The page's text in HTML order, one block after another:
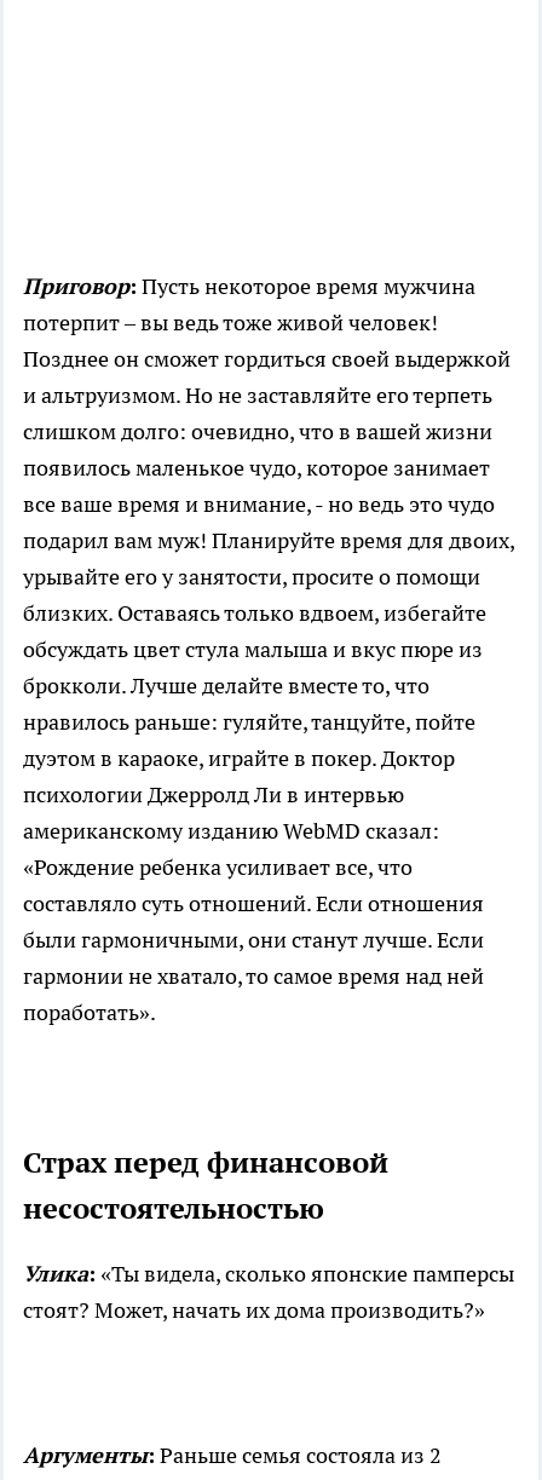
Приговор: Пусть некоторое время мужчина
потерпит – вы ведь тоже живой человек!
Позднее он сможет гордиться своей выдержкой
и альтруизмом. Но не заставляйте его терпеть
слишком долго: очевидно, что в вашей жизни
появилось маленькое чудо, которое занимает
все ваше время и внимание, - но ведь это чудо
подарил вам муж! Планируйте время для двоих,
урывайте его у занятости, просите о помощи
близких. Оставаясь только вдвоем, избегайте
обсуждать цвет стула малыша и вкус пюре из
брокколи. Лучше делайте вместе то, что
нравилось раньше: гуляйте, танцуйте, пойте
дуэтом в караоке, играйте в покер. Доктор
психологии Джерролд Ли в интервью
американскому изданию WebMD сказал:
«Рождение ребенка усиливает все, что
составляло суть отношений. Если отношения
были гармоничными, они станут лучше. Если
гармонии не хватало, то самое время над ней
поработать».
Страх перед финансовой
несостоятельностью
Улика: «Ты видела, сколько японские памперсы
стоят? Может, начать их дома производить?»
Аргументы: Раньше семья состояла из 2